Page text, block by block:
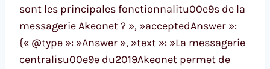
sont les principales fonctionnalitu00e9s de la
messagerie Akeonet ? », »acceptedAnswer »:
{« @type »: »Answer », »text »: »La messagerie
centralisu00e9e du2019Akeonet permet de